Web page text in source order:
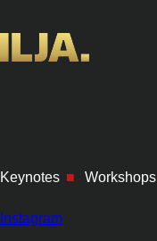
Keynotes ■ Workshops
Instagram